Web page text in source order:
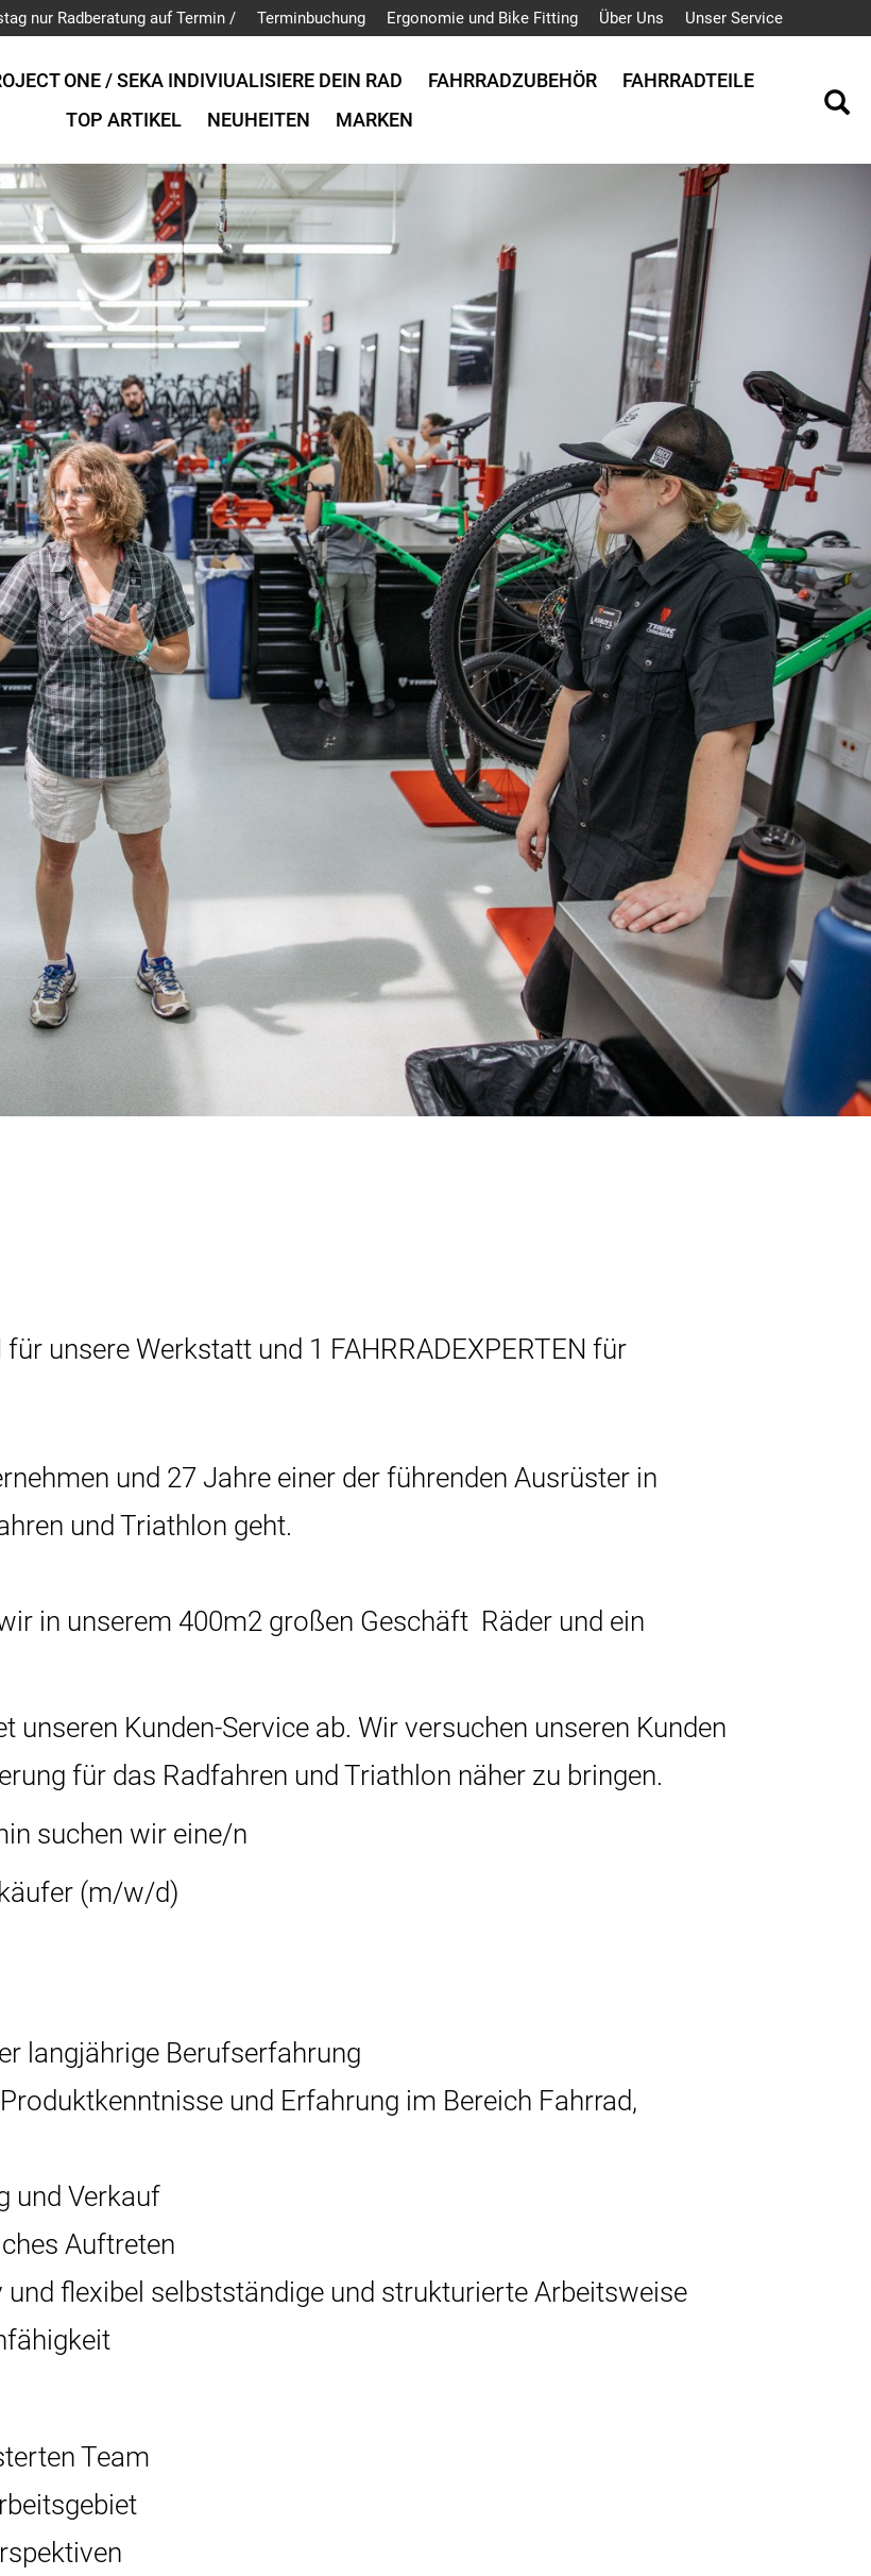
nur Radberatung auf Termin / Terminbuchung Ergonomie und Bike Fitting Über Uns Unser Service
ONE / SEKA INDIVIUALISIERE DEIN RAD FAHRRADZUBEHÖR
FAHRRADTEILE
TOP ARTIKEL
NEUHEITEN MARKEN
unsere Werkstatt und 1 FAHRRADEXPERTEN für
und 27 Jahre einer der führenden Ausrüster in
und Triathlon geht.
in unserem 400m2 großen Geschäft Räder und ein
unseren Kunden-Service ab. Wir versuchen unseren Kunden
für das Radfahren und Triathlon näher zu bringen.
suchen wir eine/n
(m/w/d)
langjährige Berufserfahrung
und Erfahrung im Bereich Fahrrad,
und Verkauf
Auftreten
flexibel selbstständige und strukturierte Arbeitsweise
Team